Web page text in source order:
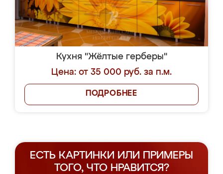
Кухня "Жёлтые герберы"
Цена: от 35 000 руб. за п.м.
ПОДРОБНЕЕ
ЕСТЬ КАРТИНКИ ИЛИ ПРИМЕРЫ
ТОГО, ЧТО НРАВИТСЯ?